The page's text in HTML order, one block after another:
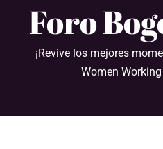
Foro
¡Revive los mejores
Women